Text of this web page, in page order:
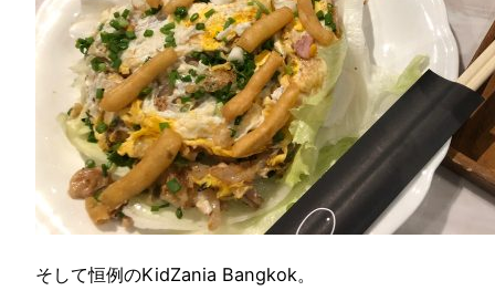
そして恒例のKidZania Bangkok。